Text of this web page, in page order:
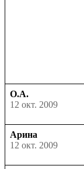
О.А.
12 окт. 2009
Арина
12 окт. 2009